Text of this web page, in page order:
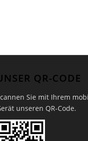
QR-CODE
Sie mit Ihrem
unseren QR-Code.